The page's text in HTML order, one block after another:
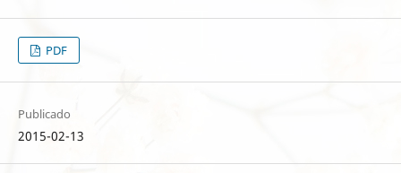
PDF
Publicado
2015-02-13